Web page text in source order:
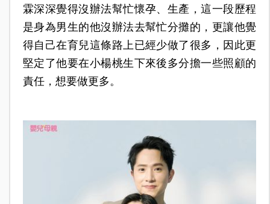
霖深深覺得沒辦法幫忙懷孕、生產，這一段歷程
是身為男生的他沒辦法去幫忙分攤的，更讓他覺
得自己在育兒這條路上已經少做了很多，因此更
堅定了他要在小楊桃生下來後多分擔一些照顧的
責任，想要做更多。